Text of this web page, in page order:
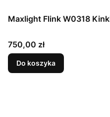
Maxlight Flink W0318
Cena
750,00 zł
Do koszyka